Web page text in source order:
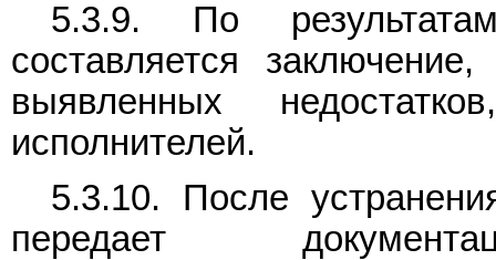
5.3.9. По
составляется
выявленных
исполнителей.
5.3.10. После
передает